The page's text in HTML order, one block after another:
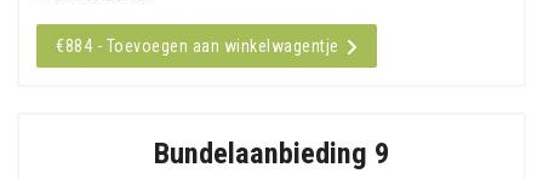
€884 - Toevoegen aan winkelwagentje
Bundelaanbieding 9